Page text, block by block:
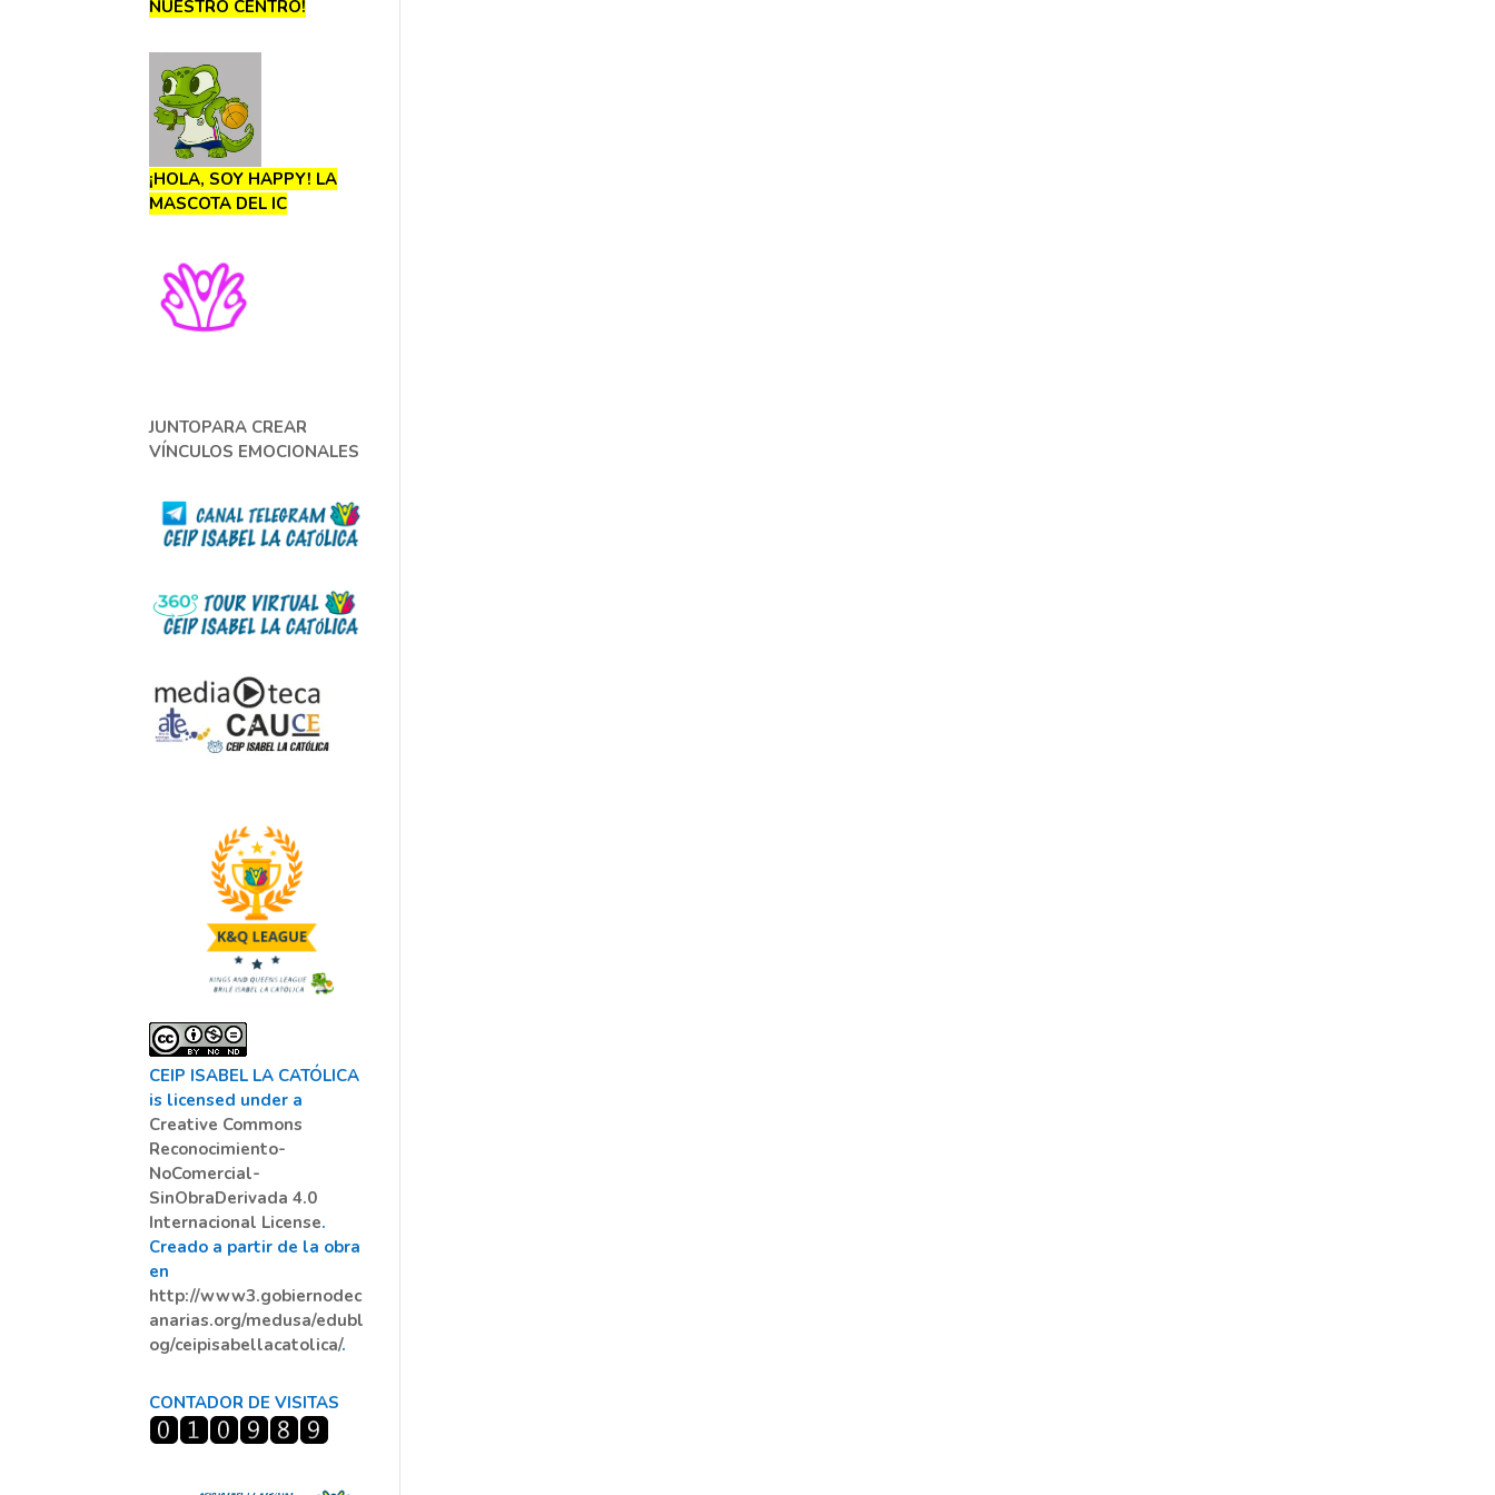
NUESTRO CENTRO!
¡HOLA, SOY HAPPY! LA
MASCOTA DEL IC
JUNTOPARA CREAR
VÍNCULOS EMOCIONALES
CEIP ISABEL LA CATÓLICA
is licensed under a
Creative Commons
Reconocimiento-
NoComercial-
SinObraDerivada 4.0
Internacional License.
Creado a partir de la obra
en
http://www3.gobiernodec
anarias.org/medusa/edubl
og/ceipisabellacatolica/.
CONTADOR DE VISITAS